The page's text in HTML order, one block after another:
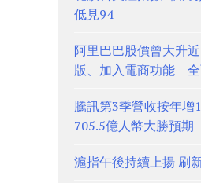
低見94
阿里巴巴股價曾大升
版、加入電商功能
騰訊第3季營收按年
705.5億人幣大勝預期
滬指午後持續上揚 刷